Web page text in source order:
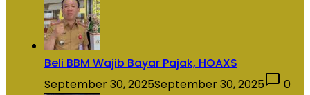
Beli BBM Wajib Bayar Pajak, HOAXS
September 30, 2025September 30, 2025 0